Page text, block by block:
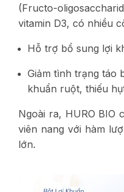
(Fructo-
vitamin D3, có nhiều
Hỗ trợ bổ sung lợi
Giảm tình trạng táo
khuẩn ruột, thiếu
Ngoài ra, HURO BIO
viên nang với hàm
lớn.